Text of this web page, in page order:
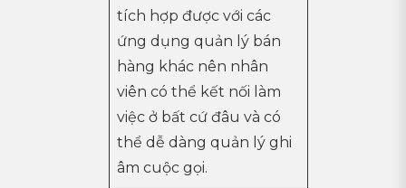
tích hợp được với các
ứng dụng quản lý bán
hàng khác nên nhân
viên có thể kết nối làm
việc ở bất cứ đâu và có
thể dễ dàng quản lý ghi
âm cuộc gọi.